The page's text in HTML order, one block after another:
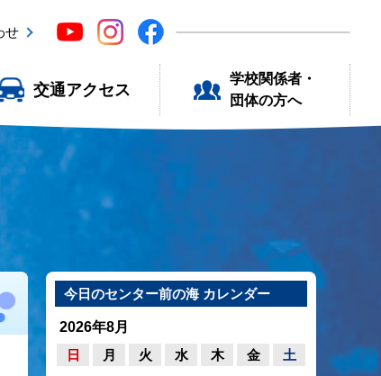
せ
交通アクセス
学校関係者・
団体の方へ
今日のセンター前の海 カレンダー
2026年8月
日
月 火 水 木 金 土